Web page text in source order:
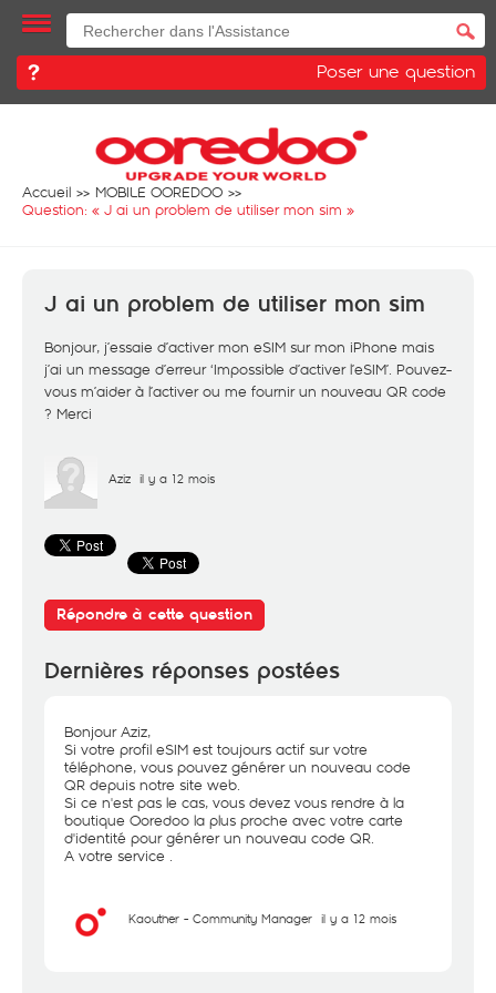
Poser une question
Accueil
MOBILE OOREDOO
Question: « J ai un problem de utiliser mon sim »
J ai un problem de utiliser mon sim
Bonjour, j’essaie d’activer mon eSIM sur mon iPhone mais
j’ai un message d’erreur ‘Impossible d’activer l’eSIM’. Pouvez-
vous m’aider à l’activer ou me fournir un nouveau QR code
? Merci
Aziz il y a 12 mois
Répondre à cette question
Dernières réponses postées
Bonjour Aziz,
Si votre profil eSIM est toujours actif sur votre
téléphone, vous pouvez générer un nouveau code
QR depuis notre site web.
Si ce n'est pas le cas, vous devez vous rendre à la
boutique Ooredoo la plus proche avec votre carte
d'identité pour générer un nouveau code QR.
A votre service .
Kaouther - Community Manager il y a 12 mois